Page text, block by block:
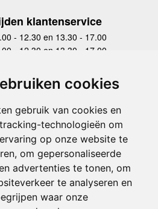
cookies
gebruik van cookies en
technologieën om
op onze website te
om gepersonaliseerde
advertenties te tonen, om
te analyseren en
waar onze
klantenservice
- 12.30 en 13.30 - 17.00
- 12.30 en 13.30 - 17.00
- 12.30 en 13.30 - 17.00
- 12.30 en 13.30 - 17.00
gesloten
Zondag gesloten